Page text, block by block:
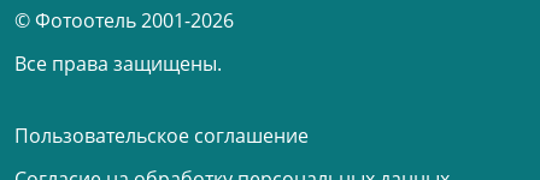
© Фотоотель 2001-2026
Все права защищены.
Пользовательское соглашение